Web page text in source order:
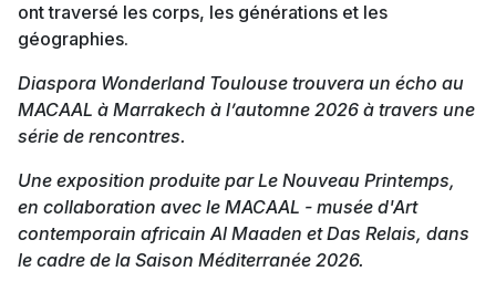
ont traversé les corps, les générations et les
géographies.
Diaspora Wonderland Toulouse trouvera un écho au
MACAAL à Marrakech à l’automne 2026 à travers une
série de rencontres.
Une exposition produite par Le Nouveau Printemps,
en collaboration avec le MACAAL - musée d'Art
contemporain africain Al Maaden et Das Relais, dans
le cadre de la Saison Méditerranée 2026.